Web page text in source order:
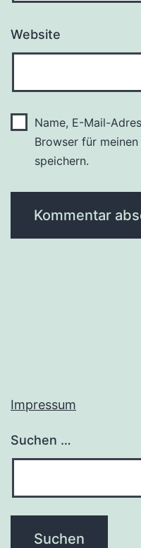
Website
Name, E-Mail-
Browser für
speichern.
Impressum
Suchen …